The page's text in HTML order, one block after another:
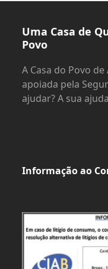
Uma Casa de
Povo
A Casa do Povo
apoiada pela
ajudar? A sua
Informação ao